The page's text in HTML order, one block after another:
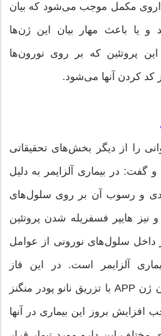
داروی مکمل موجب می‌شود که بیان
و یا باعث مهار بیان این ژن‌ها
پروتئین که بر روی نورون‌ها
کد کردن آنها می‌شود.
را از دیگر بخش‌های تحقیقاتی
و گفت: در بیماری آلزایمر به دلیل
و رسوب آن بر روی سلول‌های
هایپر فسفریله شدن پروتئین
داخل سلول‌های نورونی از عوامل
آلزایمر است. در این فاز
تحقیقاتی اقدام به بیان ژن APP با تزریق نانو پودر منگنز
بروز این بیماری در آنها